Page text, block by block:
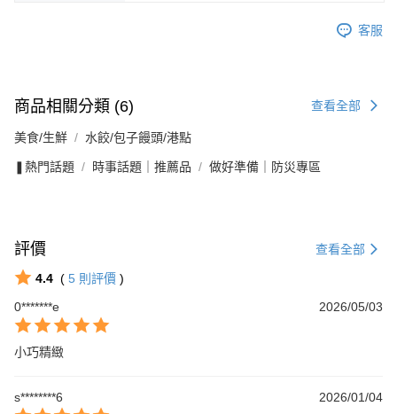
客服
商品相關分類 (6) 查看全部
美食/生鮮 水餃/包子饅頭/港點
❚熱門話題 時事話題｜推薦品 做好準備｜防災專區
評價 查看全部
4.4 ( 5 則評價 )
0*******e
2026/05/03
小巧精緻
s********6 2026/01/04